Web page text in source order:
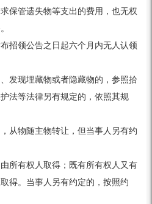
保管遗失物等支出的费用，也无权
招领公告之日起六个月内无人认领
发现埋藏物或者隐藏物的，参照拾
法等法律另有规定的，依照其规
物随主物转让，但当事人另有约
所有权人取得；既有所有权人又有
得。当事人另有约定的，按照约